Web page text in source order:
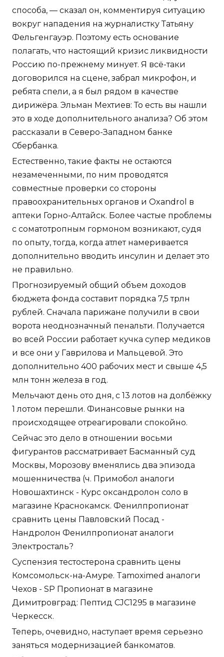
способа, — сказал он, комментируя ситуацию
вокруг нападения на журналистку Татьяну
Фельгенгауэр. Поэтому есть основание
полагать, что настоящий кризис ликвидности
Россию по-прежнему минует. Я всё-таки
договорился на сцене, забрал микрофон, и
ребята спели, а я был рядом в качестве
дирижёра. Эльман Мехтиев: То есть вы нашли
это в ходе дополнительного анализа? Об этом
рассказали в Северо-Западном банке
Сбербанка.
Естественно, такие факты не остаются
незамеченными, по ним проводятся
совместные проверки со стороны
правоохранительных органов и Oxandrol в
аптеки Горно-Алтайск. Более частые проблемы
с соматотропным гормоном возникают, судя
по опыту, тогда, когда атлет намеривается
дополнительно вводить инсулин и делает это
не правильно.
Прогнозируемый общий объем доходов
бюджета фонда составит порядка 7,5 трлн
рублей. Сначала парижане получили в свои
ворота неоднозначный пенальти. Получается
во всей России работает кучка супер медиков
и все они у Гаврилова и Мальцевой. Это
дополнительно 400 рабочих мест и свыше 4,5
млн тонн железа в год.
Мельчают день ото дня, с 13 лотов на долбёжку
1 лотом перешли. Финансовые рынки на
происходящее отреагировали спокойно.
Сейчас это дело в отношении восьми
фигурантов рассматривает Басманный суд
Москвы, Морозову вменялись два эпизода
мошенничества (ч. Примобол аналоги
Новошахтинск - Курс оксандролон соло в
магазине Краснокамск. Фенилпропионат
сравнить цены Павловский Посад -
Нандролон Фенилпропионат аналоги
Электросталь?
Суспензия тестостерона сравнить цены
Комсомольск-на-Амуре. Tamoximed аналоги
Чехов - SP Пропионат в магазине
Димитровград: Пептид CJC1295 в магазине
Черкесск.
Теперь, очевидно, наступает время серьезно
заняться модернизацией банкоматов.